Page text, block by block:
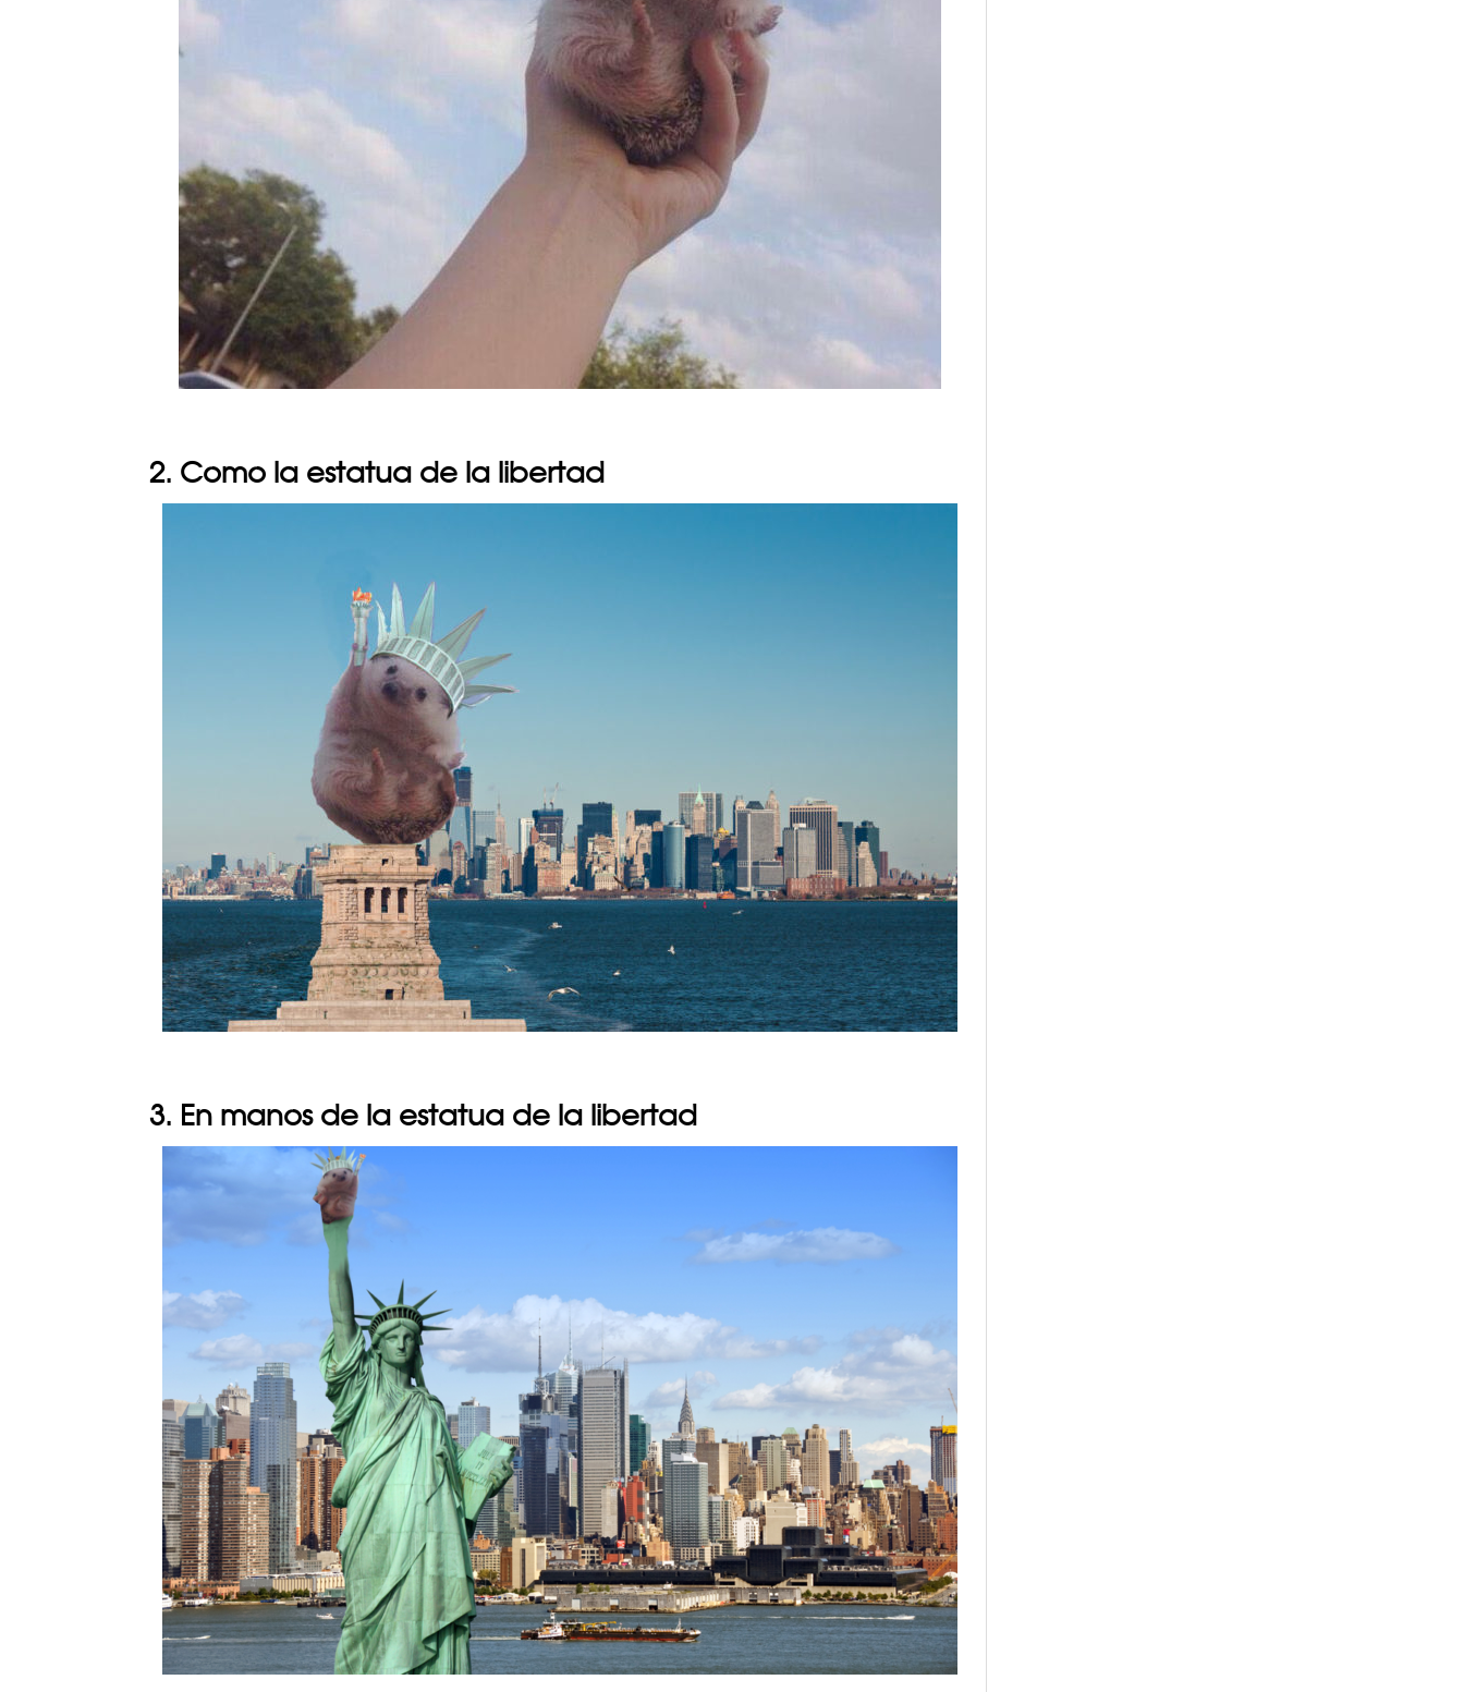
2. Como la estatua de la libertad
3. En manos de la estatua de la libertad